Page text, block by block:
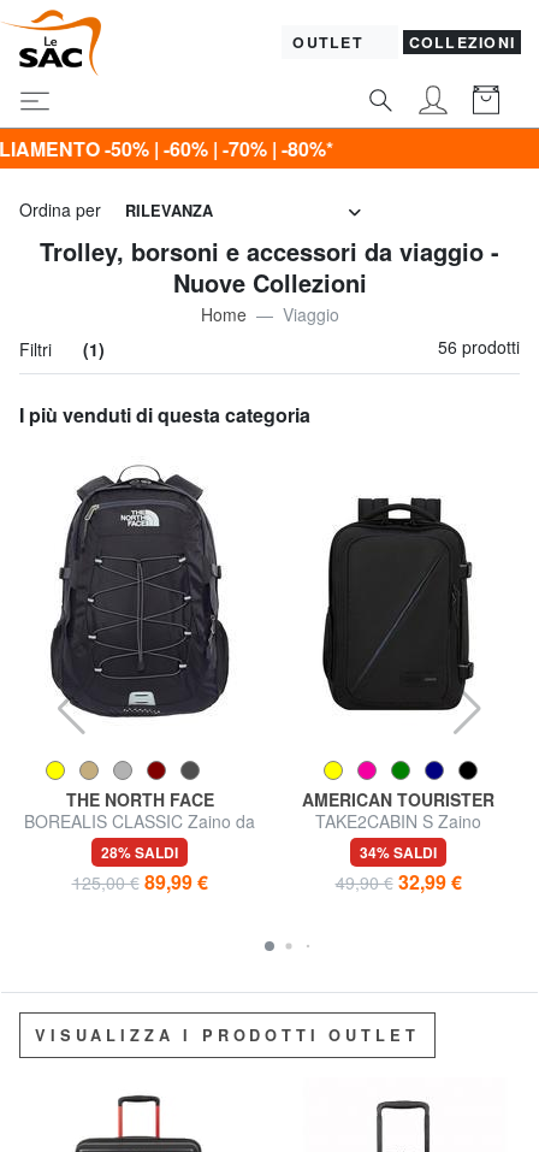
OUTLET COLLEZIONI
| -80%*
Ordina per RILEVANZA
Trolley, borsoni e accessori da viaggio -
Nuove Collezioni
Home
Viaggio
Filtri
(1) 56 prodotti
I più venduti di questa categoria
THE NORTH FACE
BOREALIS CLASSIC Zaino da
29 L
28% SALDI
125,00 € 89,99 €
AMERICAN TOURISTER
TAKE2CABIN S Zaino
underseater ok Ryanair
34% SALDI
49,90 € 32,99 €
VISUALIZZA I PRODOTTI OUTLET